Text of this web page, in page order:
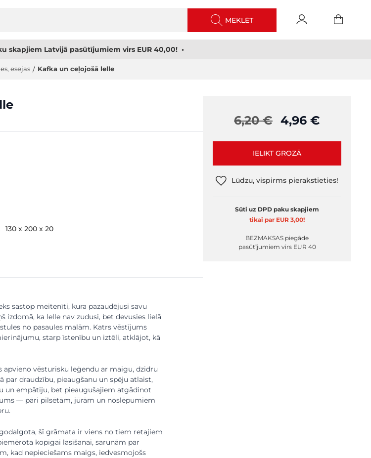
MEKLĒT
skapjiem Latvijā pasūtījumiem virs EUR 40,00! •
esejas / Kafka un ceļojošā lelle
130 x 200 x 20
sastop meitenīti, kura pazaudējusi savu
izdomā, ka lelle nav zudusi, bet devusies lielā
no pasaules malām. Katrs vēstījums
starp īstenību un iztēli, atklājot, kā
vēsturisku leģendu ar maigu, dzidru
par draudzību, pieaugšanu un spēju atlaist,
un empātiju, bet pieaugušajiem atgādinot
— pāri pilsētām, jūrām un noslēpumiem
šī grāmata ir viens no tiem retajiem
kopīgai lasīšanai, sarunām par
kad nepieciešams maigs, iedvesmojošs
6,20 € 4,96 €
IELIKT GROZĀ
Lūdzu, vispirms pierakstieties!
Sūti uz DPD paku skapjiem
tikai par EUR 3,00!
BEZMAKSAS piegāde
pasūtījumiem virs EUR 40